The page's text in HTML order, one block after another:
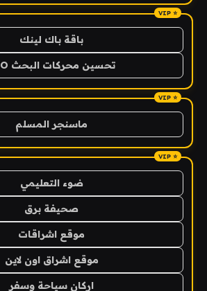
باقة باك لينك
تحسين محركات البحث SEO
ماسنجر المسلم
ضوء التعليمي
صحيفة برق
موقع اشراقات
موقع اشراق اون لاين
اركان سياحة وسفر